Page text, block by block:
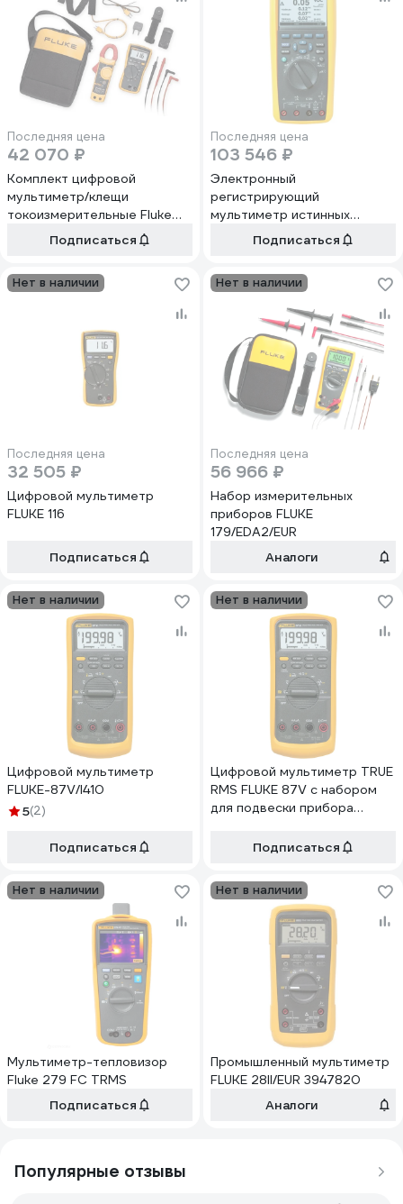
Последняя цена
42 070 ₽
Комплект цифровой
мультиметр/клещи
токоизмерительные Fluke
116/323 KITПодписаться
Последняя цена
103 546 ₽
Электронный
регистрирующий
мультиметр истинных
среднеквадратичных
значений с
FLUKE 287/EUR 3947796
Подписаться
Нет в наличии
Последняя цена
32 505 ₽
Цифровой мультиметр
FLUKE 116
Подписаться
Нет в наличии
Последняя цена
56 966 ₽
Набор измерительных
приборов FLUKE
179/EDA2/EUR
Аналоги
Нет в наличии
Цифровой мультиметр
FLUKE-87V/I410
5(2)
Подписаться
Нет в наличии
Цифровой мультиметр TRUE
RMS FLUKE 87V с набором
для подвески прибора
Подписаться
Нет в наличии
Мультиметр-тепловизор
Fluke 279 FC TRMS
Подписаться
Нет в наличии
Промышленный мультиметр
FLUKE 28II/EUR 3947820
Аналоги
Популярные отзывы